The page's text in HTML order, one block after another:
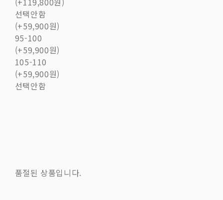
선택안함
(+59,900원)
95-100
(+59,900원)
105-110
(+59,900원)
선택안함
품절된 상품입니다.